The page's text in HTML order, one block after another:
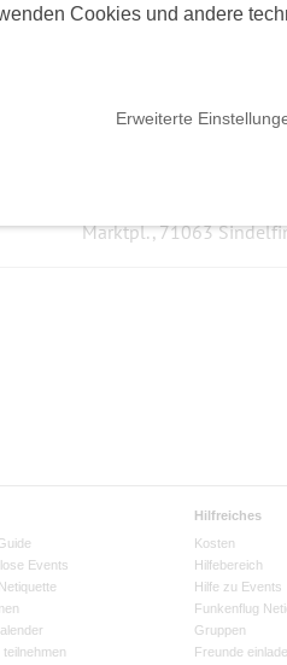
Cookies und andere
Erweiterte
Marktpl., 71063
Marktpl., 71063
Events
Hilfreiches
Kosten
Hilfebereich
Hilfe zu Events
Funkenflug
Gruppen
Freunde